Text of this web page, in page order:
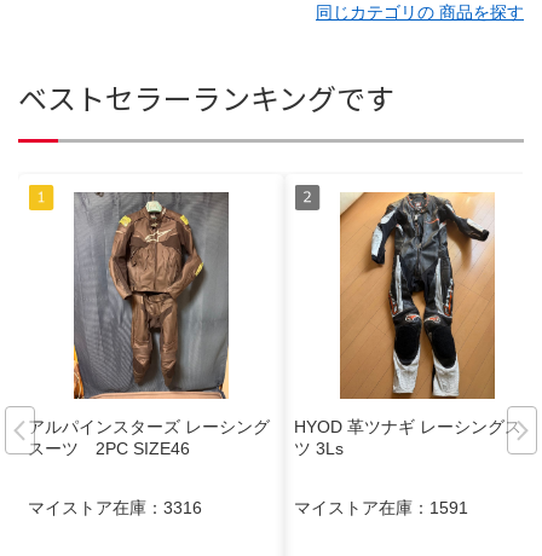
同じカテゴリの 商品を探す
ベストセラーランキングです
アルパインスターズ レーシング
スーツ 2PC SIZE46
マイストア在庫： 3316
HYOD 革ツナギ レーシングスー
ツ 3Ls
マイストア在庫： 1591